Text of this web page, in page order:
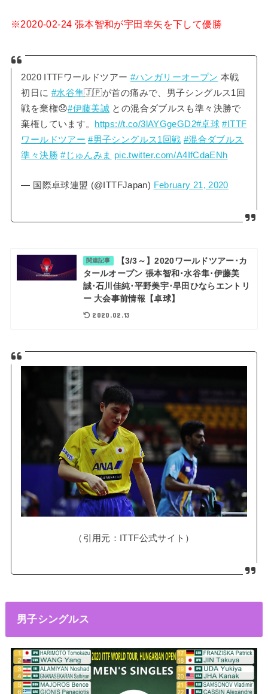
※2020-02-24 張本智和が宇田幸矢を下して優勝
2020 ITTFワールドツアー #ハンガリーオープン 本戦
初日に #水谷隼🇯🇵が首の痛みで、男子シングルス1回
戦を棄権😞#伊藤美誠 との混合ダブルスも準々決勝で
棄権しています。
https://t.co/3lAYGgeGD2#卓球 #ITTF
ワールドツアー #男子シングルス1回戦 #混合ダブルス
準々決勝 #じゅんみま pic.twitter.com/A4IfCdaENh
— 国際卓球連盟 (@ITTFJapan) February 21, 2020
関連記事
【3/3～】2020ワールドツアー･カ
タールオープン 張本智和･水谷隼･伊藤美
誠･石川佳純･平野美宇･早田ひならエントリ
ー 大会事前情報【卓球】
2020.02.13
（引用元：ITTF公式サイト）
男子シングルス